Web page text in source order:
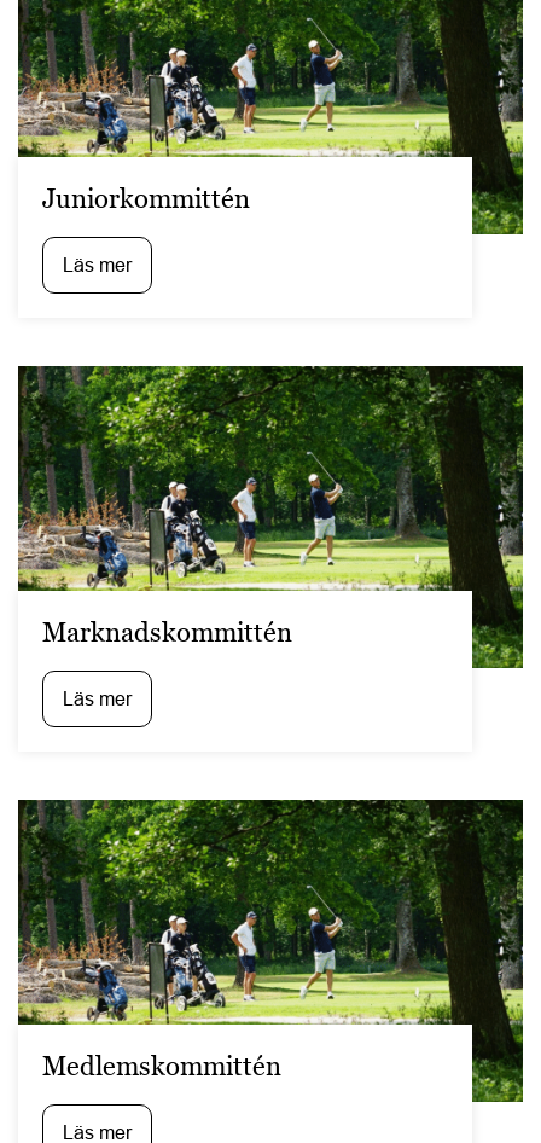
Juniorkommittén
Läs mer
Marknadskommittén
Läs mer
Medlemskommittén
Läs mer